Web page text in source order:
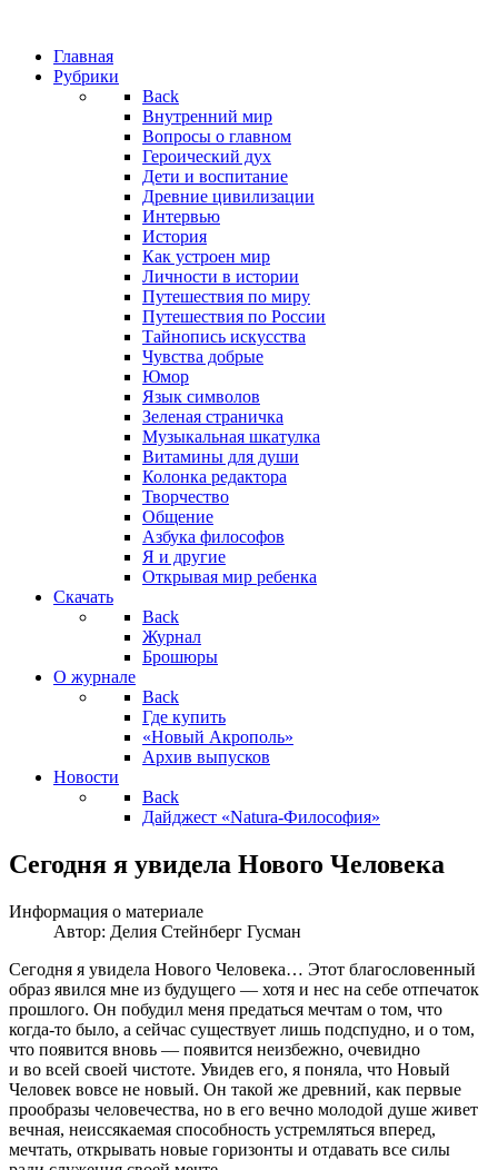
Главная
Рубрики
Back
Внутренний мир
Вопросы о главном
Героический дух
Дети и воспитание
Древние цивилизации
Интервью
История
Как устроен мир
Личности в истории
Путешествия по миру
Путешествия по России
Тайнопись искусства
Чувства добрые
Юмор
Язык символов
Зеленая страничка
Музыкальная шкатулка
Витамины для души
Колонка редактора
Творчество
Общение
Азбука философов
Я и другие
Открывая мир ребенка
Скачать
Back
Журнал
Брошюры
О журнале
Back
Где купить
«Новый Акрополь»
Архив выпусков
Новости
Back
Дайджест «Natura-Философия»
Сегодня я увидела Нового Человека
Информация о материале
Автор: Делия Стейнберг Гусман
Сегодня я увидела Нового Человека… Этот благословенный
образ явился мне из будуще­го — хотя и нес на себе отпечаток
прошлого. Он побудил меня предаться мечтам о том, что
когда-то было, а сейчас существует лишь подспудно, и о том,
что появится вновь — появится неизбежно, очевидно
и во всей своей чистоте. Увидев его, я поняла, что Новый
Человек вовсе не новый. Он такой же древний, как первые
прообразы человечества, но в его вечно молодой душе живет
вечная, неиссякаемая способность устремляться вперед,
мечтать, открывать новые горизонты и отдавать все силы